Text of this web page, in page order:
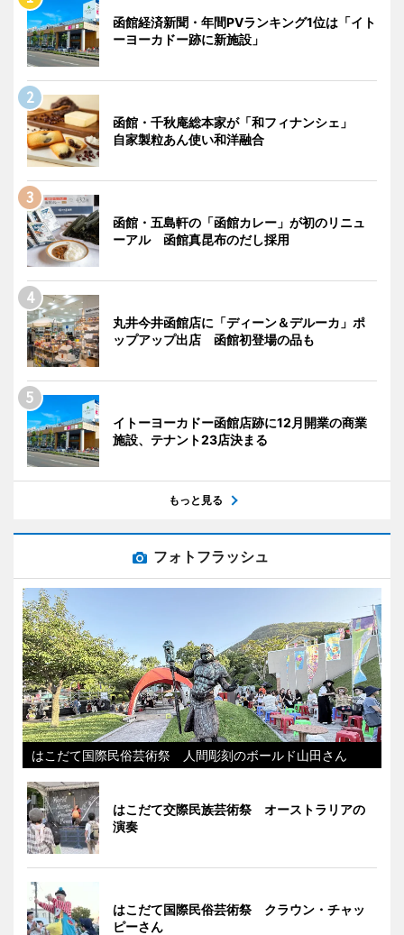
函館経済新聞・年間PVランキング1位は「イト
ーヨーカドー跡に新施設」
函館・千秋庵総本家が「和フィナンシェ」
自家製粒あん使い和洋融合
函館・五島軒の「函館カレー」が初のリニュ
ーアル 函館真昆布のだし採用
丸井今井函館店に「ディーン＆デルーカ」ポ
ップアップ出店 函館初登場の品も
イトーヨーカドー函館店跡に12月開業の商業
施設、テナント23店決まる
もっと見る
フォトフラッシュ
はこだて国際民俗芸術祭 人間彫刻のボールド山田さん
はこだて交際民族芸術祭 オーストラリアの
演奏
はこだて国際民俗芸術祭 クラウン・チャッ
ピーさん